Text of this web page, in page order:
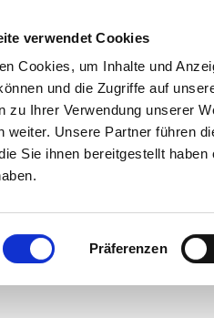
verwendet Cookies
Cookies, um Inhalte und
und die Zugriffe auf
zu Ihrer Verwendung unserer
weiter. Unsere Partner führen
Sie ihnen bereitgestellt
Präferenzen